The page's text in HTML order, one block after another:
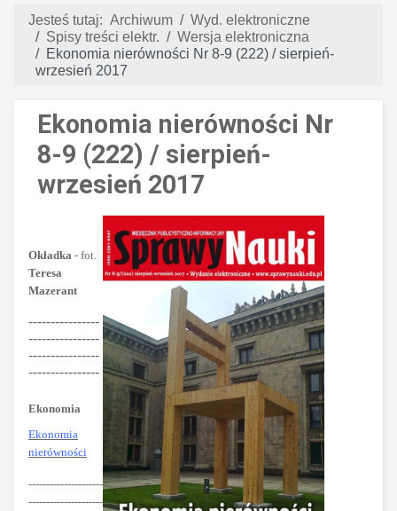
Jesteś tutaj: Archiwum
Wyd. elektroniczne
Spisy treści elektr.
Wersja elektroniczna
Ekonomia nierówności Nr 8-9 (222) / sierpień-
wrzesień 2017
Ekonomia nierówności Nr
8-9 (222) / sierpień-
wrzesień 2017
Okładka - fot.
Teresa
Mazerant
----------------
----------------
----------------
----------------
Ekonomia
Ekonomia
nierówności
---------------------
---------------------